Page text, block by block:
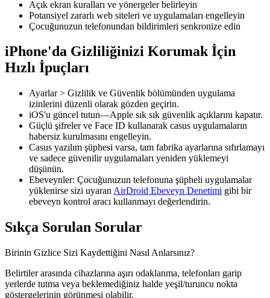
Açık ekran kuralları ve yönergeler belirleyin
Potansiyel zararlı web siteleri ve uygulamaları engelleyin
Çocuğunuzun telefonundan bildirimleri senkronize edin
iPhone'da Gizliliğinizi Korumak İçin
Hızlı İpuçları
Ayarlar > Gizlilik ve Güvenlik bölümünden uygulama
izinlerini düzenli olarak gözden geçirin.
iOS'u güncel tutun—Apple sık sık güvenlik açıklarını kapatır.
Güçlü şifreler ve Face ID kullanarak casus uygulamaların
habersiz kurulmasını engelleyin.
Casus yazılım şüphesi varsa, tam fabrika ayarlarına sıfırlamayı
ve sadece güvenilir uygulamaları yeniden yüklemeyi
düşünün.
Ebeveynler: Çocuğunuzun telefonuna şüpheli uygulamalar
yüklenirse sizi uyaran AirDroid Ebeveyn Denetimi gibi bir
ebeveyn kontrol aracı kullanmayı değerlendirin.
Sıkça Sorulan Sorular
Birinin Gizlice Sizi Kaydettiğini Nasıl Anlarsınız?
Belirtiler arasında cihazlarına aşırı odaklanma, telefonları garip
yerlerde tutma veya beklemediğiniz halde yeşil/turuncu nokta
göstergelerinin görünmesi olabilir.